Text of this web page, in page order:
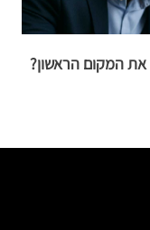
המקום הראשון?